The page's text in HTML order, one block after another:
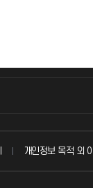
개인정보 목적 외